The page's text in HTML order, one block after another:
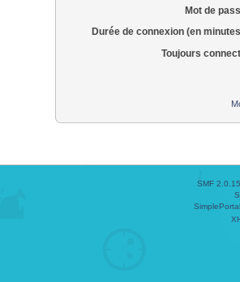
Mot de
Durée de connexion (en
Toujours
SMF 2.0.15